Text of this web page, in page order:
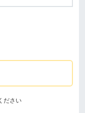
ださい